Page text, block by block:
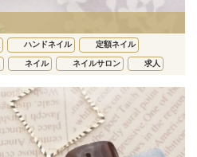
ハンドネイル 定額ネイル
ネイル ネイルサロン 求人